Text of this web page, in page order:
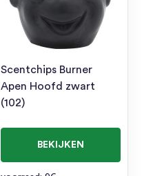
Scentchips Burner
Apen Hoofd zwart
(102)
BEKIJKEN